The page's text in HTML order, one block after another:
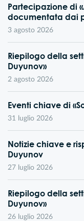
Partecipazione di
documentata dai
3 agosto 2026
Riepilogo della
Duyunov»
2 agosto 2026
Eventi chiave di
31 luglio 2026
Notizie chiave e
Duyunov
27 luglio 2026
Riepilogo della
Duyunov»
26 luglio 2026